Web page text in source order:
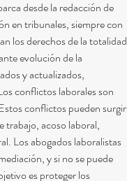
desde la redacción de
en tribunales, siempre con
los derechos de la totalidad
evolución de la
y actualizados,
conflictos laborales son
conflictos pueden surgir
trabajo, acoso laboral,
Los abogados laboralistas
y si no se puede
es proteger los